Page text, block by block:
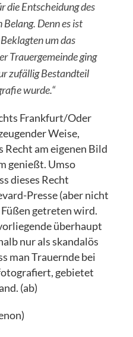
die Entscheidung des
Denn es ist
um das
Trauergemeinde ging
zufällig Bestandteil
wurde.“
Frankfurt/Oder
Weise,
am eigenen Bild
genießt. Umso
dieses Recht
Presse (aber nicht
getreten wird.
überhaupt
nur als skandalös
man Trauernde bei
gebietet
(ab)